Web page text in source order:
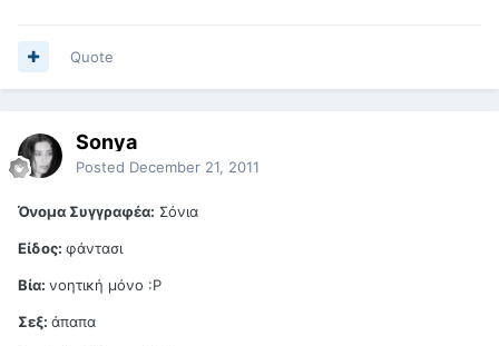
Quote
Sonya
Posted December 21, 2011
Όνομα Συγγραφέα: Σόνια
Είδος: φάντασι
Βία: νοητική μόνο :Ρ
Σεξ: άπαπα